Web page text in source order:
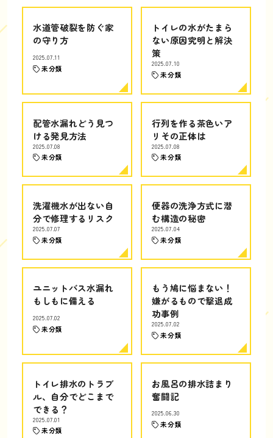
水道管破裂を防ぐ家
の守り方
2025.07.11
未分類
トイレの水がたまら
ない原因究明と解決
策
2025.07.10
未分類
配管水漏れどう見つ
ける発見方法
2025.07.08
未分類
行列を作る茶色いア
リその正体は
2025.07.08
未分類
洗濯機水が出ない自
分で修理するリスク
2025.07.07
未分類
便器の洗浄方式に潜
む構造の秘密
2025.07.04
未分類
ユニットバス水漏れ
もしもに備える
2025.07.02
未分類
もう鳩に悩まない！
嫌がるもので撃退成
功事例
2025.07.02
未分類
トイレ排水のトラブ
ル、自分でどこまで
できる？
2025.07.01
未分類
お風呂の排水詰まり
奮闘記
2025.06.30
未分類